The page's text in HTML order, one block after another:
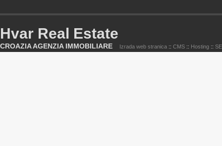
Hvar Real Estate
CROAZIA AGENZIA IMMOBILIARE Izrada web stranica :: CMS :: Hosting ::